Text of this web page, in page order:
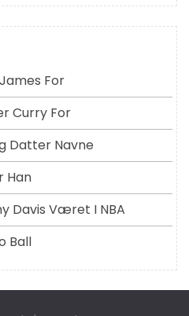
For
Curry For
Datter Navne
Han
Davis Været I NBA
Ball